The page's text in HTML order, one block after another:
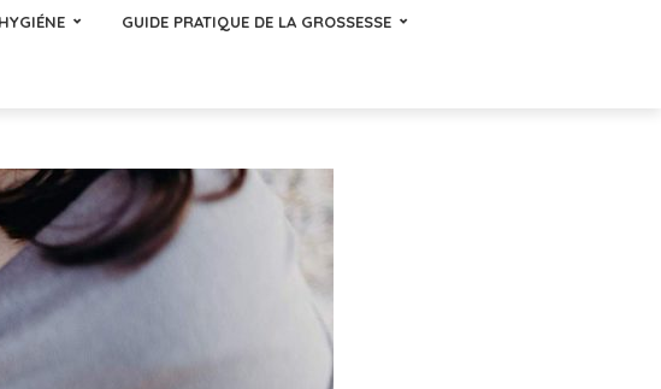
HYGIÉNE GUIDE PRATIQUE DE LA GROSSESSE